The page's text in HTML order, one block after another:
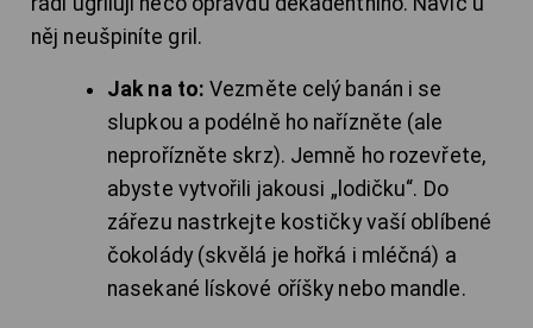
něj neušpiníte gril.
Jak na to: Vezměte celý banán i se
slupkou a podélně ho nařízněte (ale
neprořízněte skrz). Jemně ho rozevřete,
abyste vytvořili jakousi „lodičku“. Do
zářezu nastrkejte kostičky vaší oblíbené
čokolády (skvělá je hořká i mléčná) a
nasekané lískové oříšky nebo mandle.